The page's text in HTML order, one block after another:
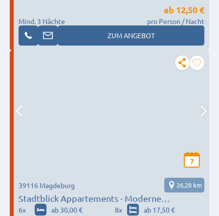
Mind. 3 Nächte
ab 12,50 €
pro Person / Nacht
ZUM ANGEBOT
7
Stadtblick Appartements - Moderne
Monteurzimmer in Magdeburg
39116 Magdeburg 26,28 km
6x ab 30,00 € 8x
ab 17,50 €